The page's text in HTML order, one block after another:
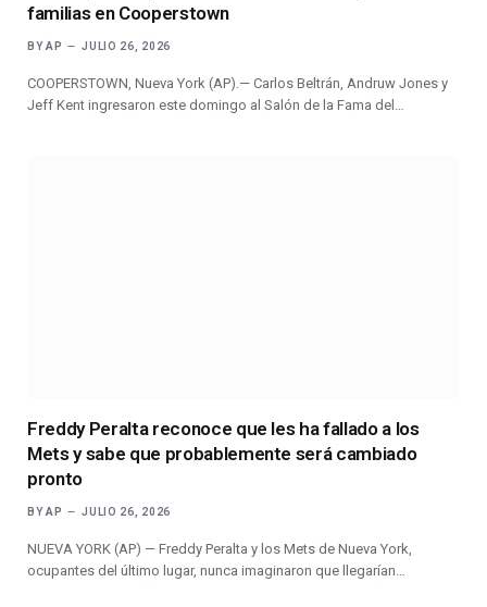
familias en Cooperstown
BY AP JULIO 26, 2026
COOPERSTOWN, Nueva York (AP).— Carlos Beltrán, Andruw Jones y
Jeff Kent ingresaron este domingo al Salón de la Fama del…
Freddy Peralta reconoce que les ha fallado a los
Mets y sabe que probablemente será cambiado
pronto
BY AP JULIO 26, 2026
NUEVA YORK (AP) — Freddy Peralta y los Mets de Nueva York,
ocupantes del último lugar, nunca imaginaron que llegarían…